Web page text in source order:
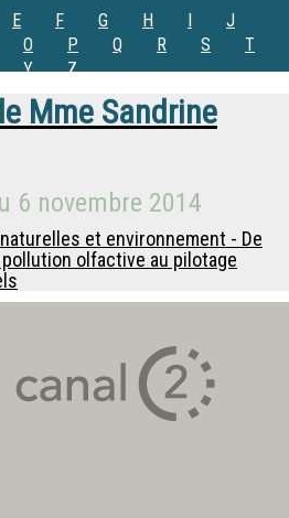
E F G H I
J
O P Q R S
T
Y Z
Mme Sandrine
6 novembre 2014
et environnement - De
olfactive au pilotage